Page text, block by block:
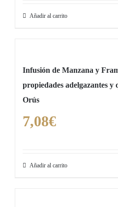
Añadir al carrito
Infusión de Manzana y
propiedades adelgazantes y
Orús
7,08€
Añadir al carrito